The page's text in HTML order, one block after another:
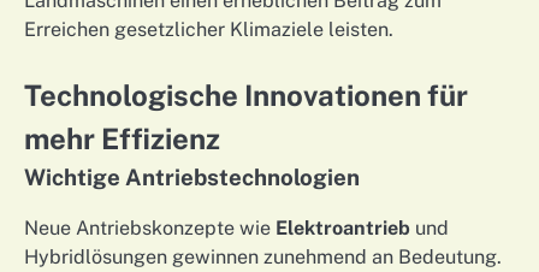
Erreichen gesetzlicher Klimaziele leisten.
Technologische Innovationen für
mehr Effizienz
Wichtige Antriebstechnologien
Neue Antriebskonzepte wie Elektroantrieb und
Hybridlösungen gewinnen zunehmend an Bedeutung.